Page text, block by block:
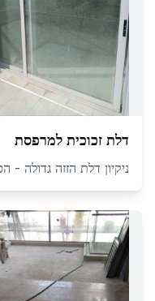
דלת זכוכית למרפסת
ניקיון דלת הזזה גדולה -